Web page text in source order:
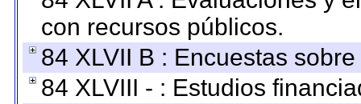
con recursos públicos.
84 XLVII B : Encuestas
84 XLVIII - : Estudios